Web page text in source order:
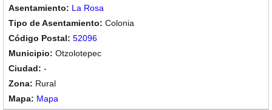
La Rosa
Colonia
52096
Otzolotepec
-
Rural
Mapa